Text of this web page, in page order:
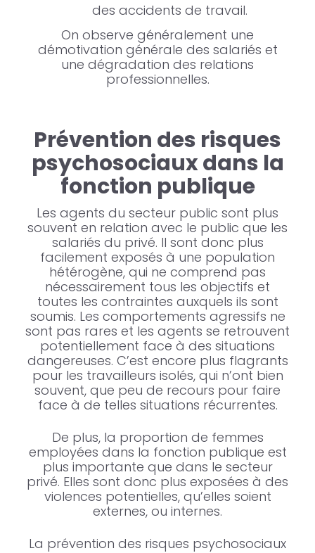
des accidents de travail.
On observe généralement une
démotivation générale des salariés et
une dégradation des relations
professionnelles.
Prévention des risques
psychosociaux dans la
fonction publique
Les agents du secteur public sont plus
souvent en relation avec le public que les
salariés du privé. Il sont donc plus
facilement exposés à une population
hétérogène, qui ne comprend pas
nécessairement tous les objectifs et
toutes les contraintes auxquels ils sont
soumis. Les comportements agressifs ne
sont pas rares et les agents se retrouvent
potentiellement face à des situations
dangereuses. C’est encore plus flagrants
pour les travailleurs isolés, qui n’ont bien
souvent, que peu de recours pour faire
face à de telles situations récurrentes.
De plus, la proportion de femmes
employées dans la fonction publique est
plus importante que dans le secteur
privé. Elles sont donc plus exposées à des
violences potentielles, qu’elles soient
externes, ou internes.
La prévention des risques psychosociaux